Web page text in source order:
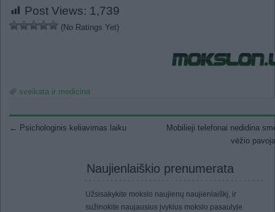
Post Views: 1,739
(No Ratings Yet)
sveikata ir medicina
Post navigation
← Psichologinis keliavimas laiku
Mobilieji telefonai nedidina
vėžio
Naujienlaiškio prenumerata
Užsisakykite mokslo naujienų naujienlaiškį, ir
sužinokite naujausius įvykius mokslo pasaulyje